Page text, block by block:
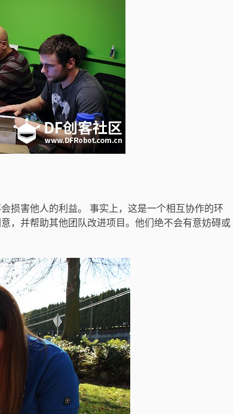
损害他人的利益。 事实上，这是一个相互协作的环
，并帮助其他团队改进项目。他们绝不会有意妨碍或